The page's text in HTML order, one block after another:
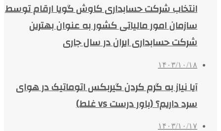
انتخاب شرکت حسابداری کاوش گویا ارقام توسط
سازمان امور مالیاتی کشور به عنوان بهترین
شرکت حسابداری ایران در سال جاری
۱۴۰۳/۱۰/۱۸
آیا نیاز به گرم کردن گیربکس اتوماتیک در هوای
سرد داریم؟ (باور درست vs غلط)
۱۴۰۳/۱۰/۱۷